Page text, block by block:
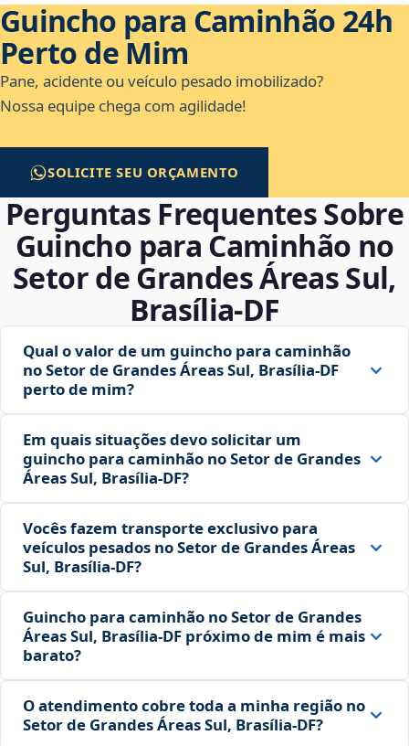
Guincho para Caminhão 24h
Perto de Mim
Pane, acidente ou veículo pesado imobilizado?
Nossa equipe chega com agilidade!
SOLICITE SEU ORÇAMENTO
Perguntas Frequentes Sobre
Guincho para Caminhão no
Setor de Grandes Áreas Sul,
Brasília‑DF
Qual o valor de um guincho para caminhão
no Setor de Grandes Áreas Sul, Brasília‑DF
perto de mim?
Em quais situações devo solicitar um
guincho para caminhão no Setor de Grandes
Áreas Sul, Brasília‑DF?
Vocês fazem transporte exclusivo para
veículos pesados no Setor de Grandes Áreas
Sul, Brasília‑DF?
Guincho para caminhão no Setor de Grandes
Áreas Sul, Brasília‑DF próximo de mim é mais
barato?
O atendimento cobre toda a minha região no
Setor de Grandes Áreas Sul, Brasília‑DF?